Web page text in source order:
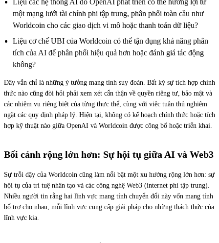
một mạng lưới tài chính phi tập trung, phân phối toàn cầu như
Worldcoin cho các giao dịch vi mô hoặc thanh toán dữ liệu?
Liệu cơ chế UBI của Worldcoin có thể tận dụng khả năng phân
tích của AI để phân phối hiệu quả hơn hoặc đánh giá tác động
không?
Đây vẫn chỉ là những ý tưởng mang tính suy đoán. Bất kỳ sự tích hợp chính
thức nào cũng đòi hỏi phải xem xét cẩn thận về quyền riêng tư, bảo mật và
các nhiệm vụ riêng biệt của từng thực thể, cùng với việc tuân thủ nghiêm
ngặt các quy định pháp lý. Hiện tại, không có kế hoạch chính thức hoặc tích
hợp kỹ thuật nào giữa OpenAI và Worldcoin được công bố hoặc triển khai.
Bối cảnh rộng lớn hơn: Sự hội tụ giữa AI và Web3
Sự trỗi dậy của Worldcoin cũng làm nổi bật một xu hướng rộng lớn hơn: sự
hội tụ của trí tuệ nhân tạo và các công nghệ Web3 (internet phi tập trung).
Nhiều người tin rằng hai lĩnh vực mang tính chuyển đổi này vốn mang tính
bổ trợ cho nhau, mỗi lĩnh vực cung cấp giải pháp cho những thách thức của
lĩnh vực kia.